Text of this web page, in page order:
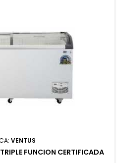
VENTUS
FUNCION CERTIFICADA